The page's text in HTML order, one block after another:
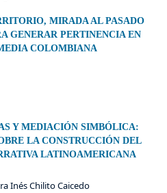
MIRADA AL PASADO
GENERAR PERTINENCIA EN
COLOMBIANA
Y MEDIACIÓN SIMBÓLICA:
LA CONSTRUCCIÓN DEL
LATINOAMERICANA
Inés Chilito Caicedo